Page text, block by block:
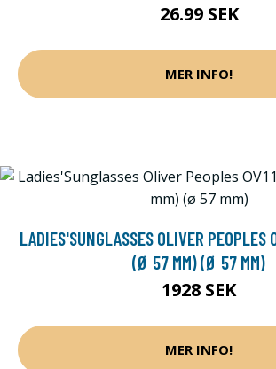
26.99 SEK
MER INFO!
LADIES'SUNGLASSES OLIVER
(Ø 57 MM) (Ø 57 MM)
1928 SEK
MER INFO!